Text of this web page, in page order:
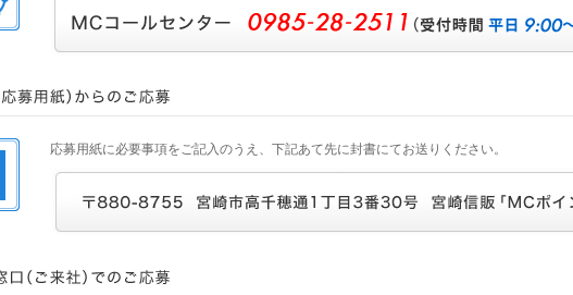
応募用紙に必要事項をご記入のうえ、下記あて先に封書にてお送りください。